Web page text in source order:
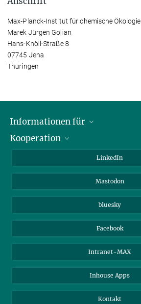
Max-Planck-Institut für chemische Ökologie
Marek Jürgen Golian
Hans-Knöll-Straße 8
07745 Jena
Thüringen
Informationen für
Journalisten
Kooperation
Beutenberg Campus e.V.
LinkedIn
Mastodon
bluesky
Facebook
Intranet-MAX
Inhouse Apps
Kontakt